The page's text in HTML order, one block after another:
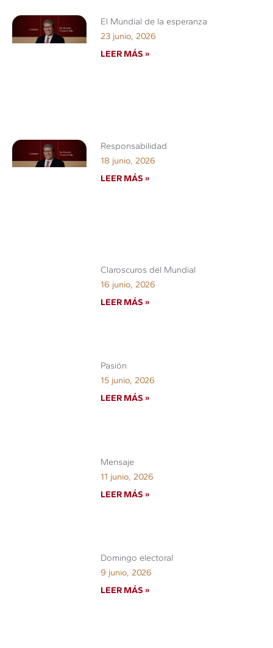
El Mundial de la esperanza
23 junio, 2026
LEER MÁS »
Responsabilidad
18 junio, 2026
LEER MÁS »
Claroscuros del Mundial
16 junio, 2026
LEER MÁS »
Pasión
15 junio, 2026
LEER MÁS »
Mensaje
11 junio, 2026
LEER MÁS »
Domingo electoral
9 junio, 2026
LEER MÁS »